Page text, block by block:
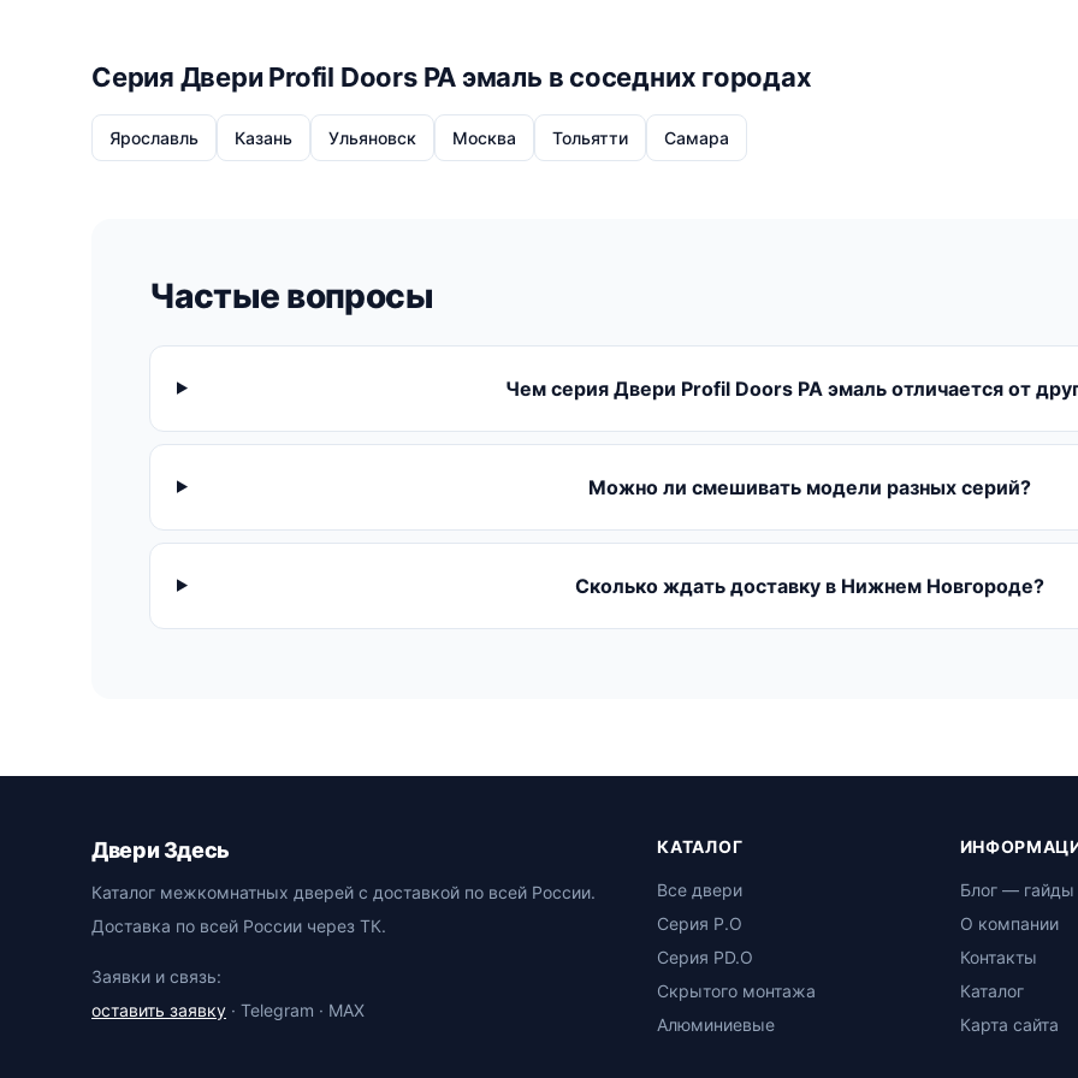
Серия Двери Profil Doors PA эмаль в соседних городах
Ярославль Казань Ульяновск Москва Тольятти Самара
Частые вопросы
Чем серия Двери Profil Doors PA эмаль отличается от
Можно ли смешивать модели разных серий?
Сколько ждать доставку в Нижнем Новгороде?
Двери Здесь
Каталог межкомнатных дверей с доставкой по всей России.
Доставка по всей России через ТК.
Заявки и связь:
оставить заявку · Telegram · MAX
КАТАЛОГ
Все двери
Серия P.O
Серия PD.O
Скрытого монтажа
Алюминиевые
Блог —
О компании
Контакты
Каталог
Карта сайта